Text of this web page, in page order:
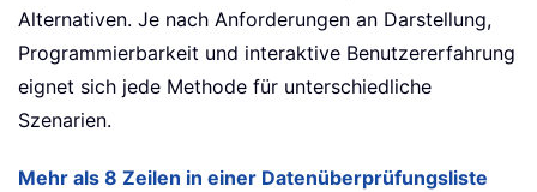
Alternativen. Je nach Anforderungen an Darstellung,
Programmierbarkeit und interaktive Benutzererfahrung
eignet sich jede Methode für unterschiedliche
Szenarien.
Mehr als 8 Zeilen in einer Datenüberprüfungsliste